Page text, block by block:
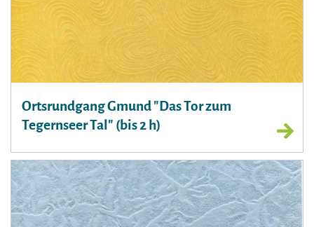
Ortsrundgang Gmund "Das Tor zum
Tegernseer Tal" (bis 2 h)